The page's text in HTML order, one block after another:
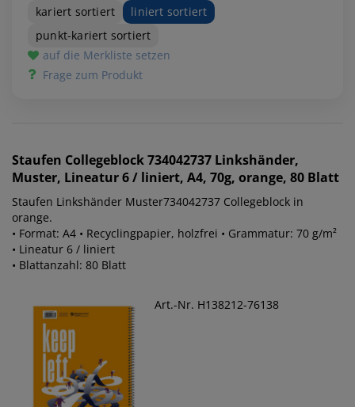
kariert sortiert
liniert sortiert
punkt-kariert sortiert
auf die Merkliste setzen
Frage zum Produkt
Staufen Collegeblock 734042737 Linkshänder,
Muster, Lineatur 6 / liniert, A4, 70g, orange, 80 Blatt
Staufen Linkshänder Muster734042737 Collegeblock in
orange.
• Format: A4 • Recyclingpapier, holzfrei • Grammatur: 70 g/m²
• Lineatur 6 / liniert
• Blattanzahl: 80 Blatt
Art.-Nr. H138212-76138